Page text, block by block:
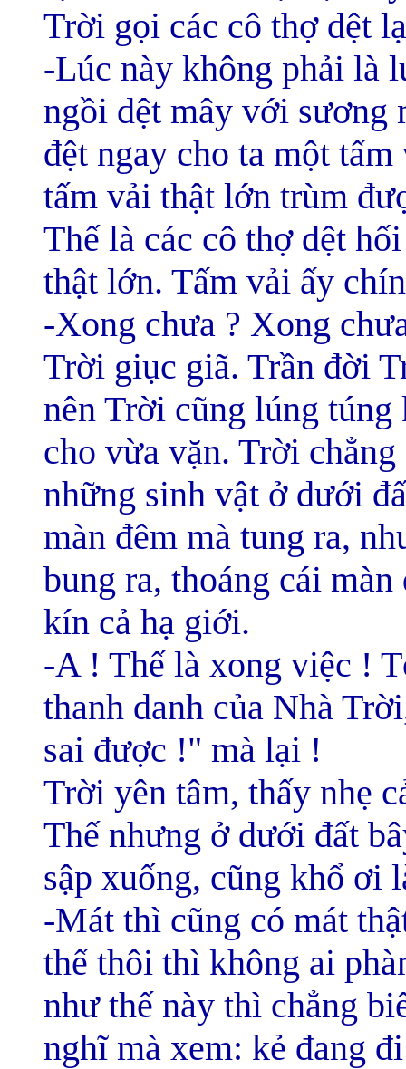
Trời gọi các cô thợ dệt
-Lúc này không phải là
ngồi dệt mây với sương
đệt ngay cho ta một
tấm vải thật lớn trùm
Thế là các cô thợ dệt
thật lớn. Tấm vải ấy
-Xong chưa ? Xong
Trời giục giã. Trần đời
nên Trời cũng lúng
cho vừa vặn. Trời
những sinh vật ở dưới
màn đêm mà tung ra,
bung ra, thoáng cái
kín cả hạ giới.
-A ! Thế là xong việc !
thanh danh của Nhà
sai được !" mà lại !
Trời yên tâm, thấy nhẹ
Thế nhưng ở dưới đất
sập xuống, cũng khổ ơi
-Mát thì cũng có mát
thế thôi thì không ai
như thế này thì chẳng
nghĩ mà xem: kẻ đang